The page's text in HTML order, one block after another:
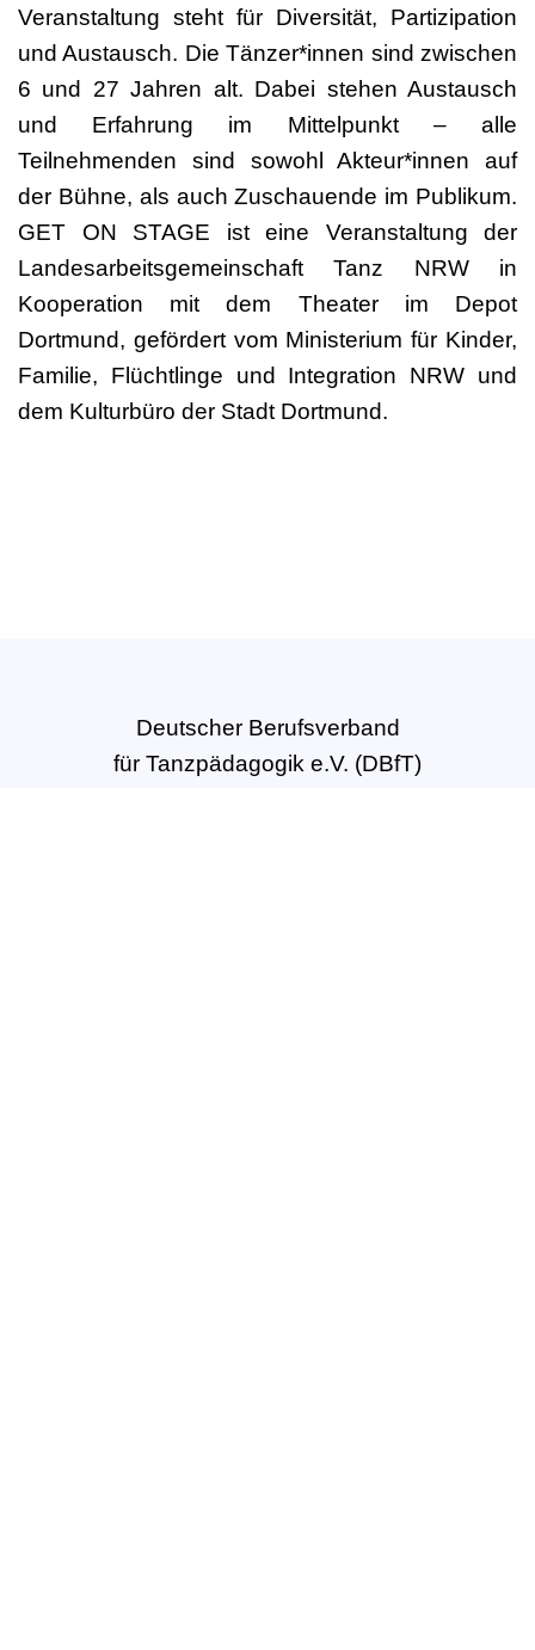
Veranstaltung steht für Diversität, Partizipation
und Austausch. Die Tänzer*innen sind zwischen
6 und 27 Jahren alt. Dabei stehen Austausch
und Erfahrung im Mittelpunkt – alle
Teilnehmenden sind sowohl Akteur*innen auf
der Bühne, als auch Zuschauende im Publikum.
GET ON STAGE ist eine Veranstaltung der
Landesarbeitsgemeinschaft Tanz NRW in
Kooperation mit dem Theater im Depot
Dortmund, gefördert vom Ministerium für Kinder,
Familie, Flüchtlinge und Integration NRW und
dem Kulturbüro der Stadt Dortmund.
Deutscher Berufsverband
für Tanzpädagogik e.V. (DBfT)